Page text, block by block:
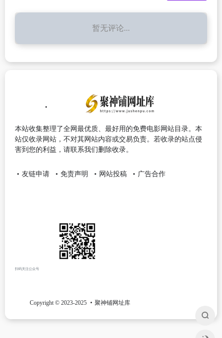
暂无评论...
本站收集整理了全网最优质、最好用的免费电影网站目录。本
站仅收录网站，不对其网站内容或交易负责。若收录的站点侵
害到您的利益，请联系我们删除收录。
友链申请 免责声明 网站投稿 广告合作
扫码关注公众号
Copyright © 2023-2025 聚神铺网址库